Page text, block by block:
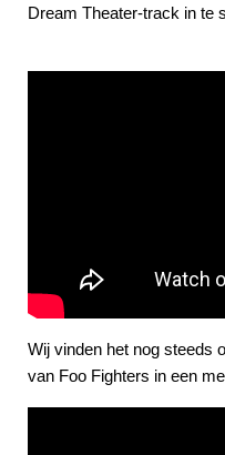
Dream Theater-track in te
Wij vinden het nog steeds
van Foo Fighters in een